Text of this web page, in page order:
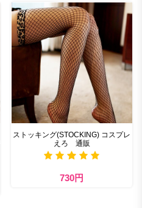
ストッキング(STOCKING) コスプレ
えろ 通販
730円